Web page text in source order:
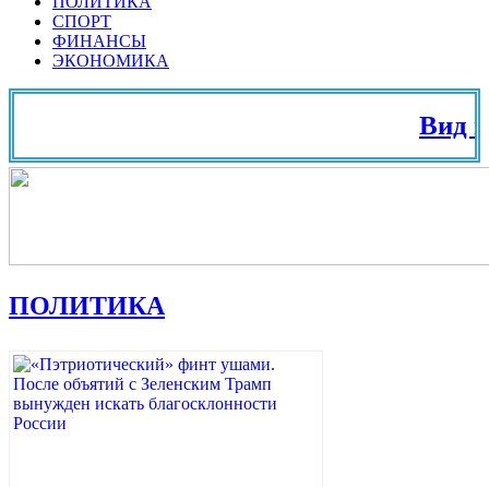
СПОРТ
ФИНАНСЫ
ЭКОНОМИКА
Вид на
ПОЛИТИКА